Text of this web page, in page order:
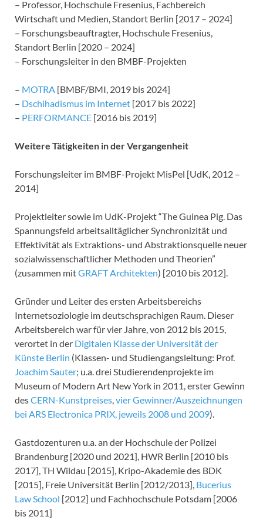
– Professor, Hochschule Fresenius, Fachbereich
Wirtschaft und Medien, Standort Berlin [2017 – 2024]
– Forschungsbeauftragter, Hochschule Fresenius,
Standort Berlin [2020 – 2024]
– Forschungsleiter in den BMBF-Projekten
– MOTRA [BMBF/BMI, 2019 bis 2024]
– Dschihadismus im Internet [2017 bis 2022]
– PERFORMANCE [2016 bis 2019]
Weitere Tätigkeiten in der Vergangenheit
Forschungsleiter im BMBF-Projekt MisPel [UdK, 2012 –
2014]
Projektleiter sowie im UdK-Projekt “The Guinea Pig. Das
Spannungsfeld arbeitsalltäglicher Synchronizität und
Effektivität als Extraktions- und Abstraktionsquelle neuer
sozialwissenschaftlicher Methoden und Theorien”
(zusammen mitGRAFT Architekten) [2010 bis 2012].
Gründer und Leiter des ersten Arbeitsbereichs
Internetsoziologie im deutschsprachigen Raum. Dieser
Arbeitsbereich war für vier Jahre, von 2012 bis 2015,
verortet in der Digitalen Klasse der Universität der
Künste Berlin (Klassen- und Studiengangsleitung: Prof.
Joachim Sauter; u.a. drei Studierendenprojekte im
Museum of Modern Art New York in 2011, erster Gewinn
desCERN-Kunstpreises,vier Gewinner/Auszeichnungen
bei ARS Electronica PRIX, jeweils 2008 und 2009).
Gastdozenturen u.a. an der Hochschule der Polizei
Brandenburg [2020 und 2021], HWR Berlin [2010 bis
2017], TH Wildau [2015], Kripo-Akademie des BDK
[2015], Freie Universität Berlin [2012/2013], Bucerius
Law School [2012] und Fachhochschule Potsdam [2006
bis 2011]